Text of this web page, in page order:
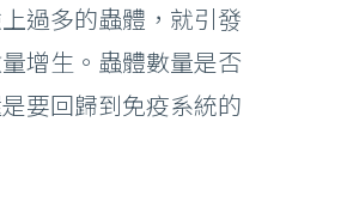
過多的蟲體，就引發
增生。蟲體數量是否
要回歸到免疫系統的